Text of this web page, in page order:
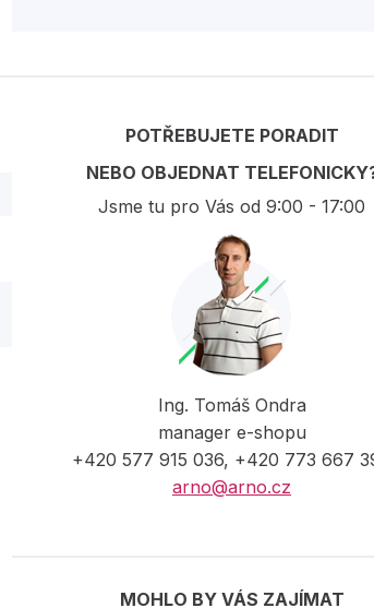
POTŘEBUJETE PORADIT
NEBO OBJEDNAT
Jsme tu pro Vás od 9:00 - 17:00
Ing. Tomáš Ondra
manager e-shopu
+420 577 915 036, +420 773 667
arno@arno.cz
MOHLO BY VÁS ZAJÍMAT